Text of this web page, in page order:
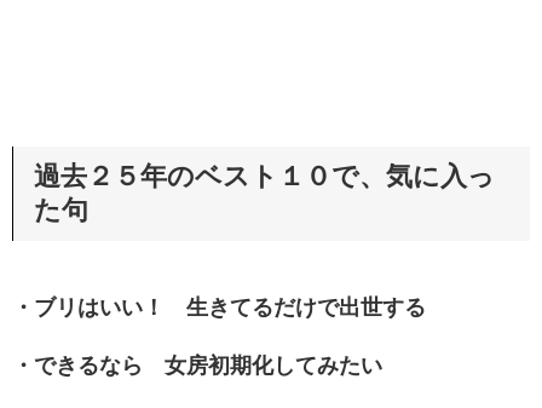
過去２５年のベスト１０で、気に入っ
た句
・ブリはいい！ 生きてるだけで出世する
・できるなら 女房初期化してみたい